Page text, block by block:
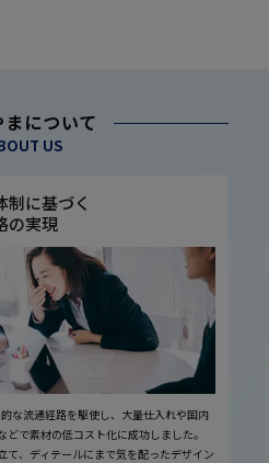
まについて
US
制に基づく
の実現
な流通経路を駆使し、大量仕入れや国内
で素材の低コスト化に成功しました。
て、ディテールにまで気を配ったデザイン